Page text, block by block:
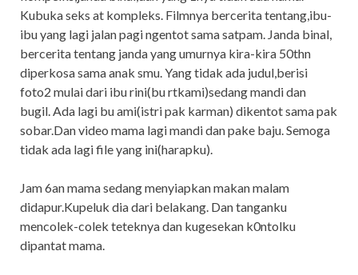
Kubuka seks at kompleks. Filmnya bercerita tentang,ibu-
ibu yang lagi jalan pagi ngentot sama satpam. Janda binal,
bercerita tentang janda yang umurnya kira-kira 50thn
diperkosa sama anak smu. Yang tidak ada judul,berisi
foto2 mulai dari ibu rini(bu rtkami)sedang mandi dan
bugil. Ada lagi bu ami(istri pak karman) dikentot sama pak
sobar.Dan video mama lagi mandi dan pake baju. Semoga
tidak ada lagi file yang ini(harapku).
Jam 6an mama sedang menyiapkan makan malam
didapur.Kupeluk dia dari belakang. Dan tanganku
mencolek-colek teteknya dan kugesekan k0ntolku
dipantat mama.